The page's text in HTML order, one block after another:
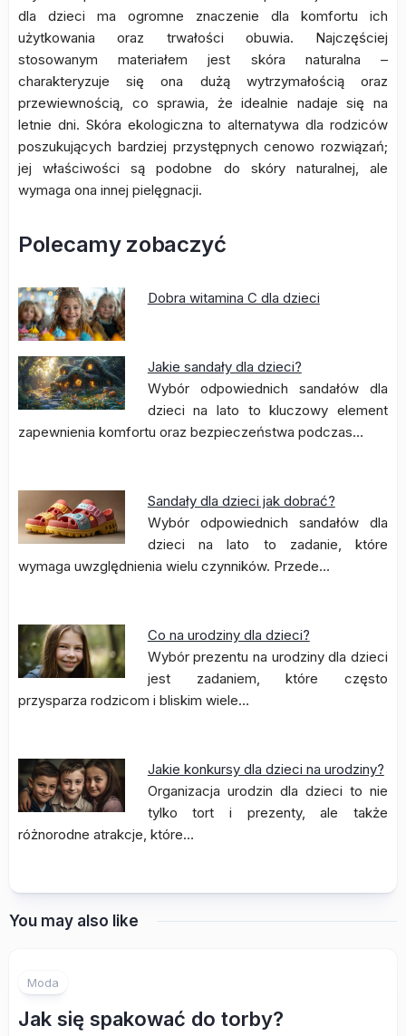
dla dzieci ma ogromne znaczenie dla komfortu ich
użytkowania oraz trwałości obuwia. Najczęściej
stosowanym materiałem jest skóra naturalna –
charakteryzuje się ona dużą wytrzymałością oraz
przewiewnością, co sprawia, że idealnie nadaje się na
letnie dni. Skóra ekologiczna to alternatywa dla rodziców
poszukujących bardziej przystępnych cenowo rozwiązań;
jej właściwości są podobne do skóry naturalnej, ale
wymaga ona innej pielęgnacji.
Polecamy zobaczyć
Dobra witamina C dla dzieci
Jakie sandały dla dzieci?
Wybór odpowiednich sandałów dla
dzieci na lato to kluczowy element
zapewnienia komfortu oraz bezpieczeństwa podczas…
Sandały dla dzieci jak dobrać?
Wybór odpowiednich sandałów dla
dzieci na lato to zadanie, które
wymaga uwzględnienia wielu czynników. Przede…
Co na urodziny dla dzieci?
Wybór prezentu na urodziny dla dzieci
jest zadaniem, które często
przysparza rodzicom i bliskim wiele…
Jakie konkursy dla dzieci na urodziny?
Organizacja urodzin dla dzieci to nie
tylko tort i prezenty, ale także
różnorodne atrakcje, które…
You may also like
Moda
Jak się spakować do torby?